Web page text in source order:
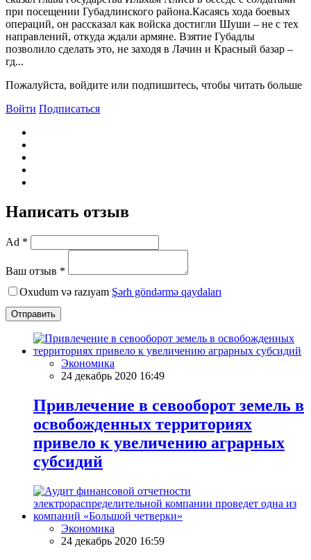
при посещении Губадлинского района.Касаясь хода боевых
операций, он рассказал как войска достигли Шуши – не с тех
направлений, откуда ждали армяне. Взятие Губадлы
позволило сделать это, не заходя в Лачин и Красный базар –
гд...
Пожалуйста, войдите или подпишитесь, чтобы читать больше
Войти Подписаться
Написать отзыв
Ad *
Ваш отзыв *
Oxudum və razıyam Şərh göndərmə qaydaları
Отправить
Экономика
24 декабрь 2020 16:49
Привлечение в севооборот земель в
освобожденных территориях
привело к увеличению аграрных
субсидий
Экономика
24 декабрь 2020 16:59